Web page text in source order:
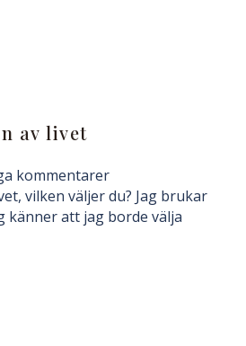
av livet
kommentarer
vilken väljer du? Jag brukar
känner att jag borde välja